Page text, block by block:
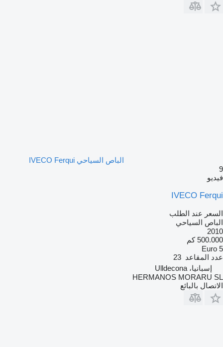
الباص السياحي IVECO Ferqui
9
فيديو
IVECO Ferqui
السعر عند الطلب
الباص السياحي
2010
500.000 كم
Euro 5
عدد المقاعد 23
إسبانيا، Ulldecona
HERMANOS MORARU SL
الاتصال بالبائع